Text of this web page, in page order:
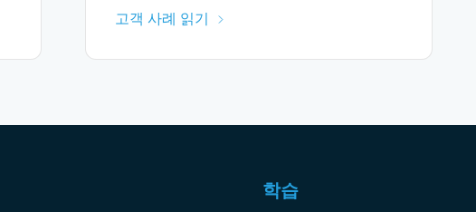
고객 사례 읽기
학습